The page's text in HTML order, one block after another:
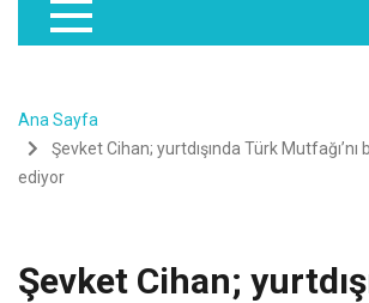
Ana Sayfa
Şevket Cihan; yurtdışında Türk Mutfağı’nı
ediyor
Şevket Cihan;